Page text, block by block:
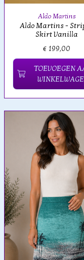
Aldo Martins
Aldo Martins -
Skirt Vanilla
€ 199,00
TOEVOEGEN